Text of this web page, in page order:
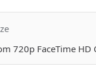
720p FaceTime HD